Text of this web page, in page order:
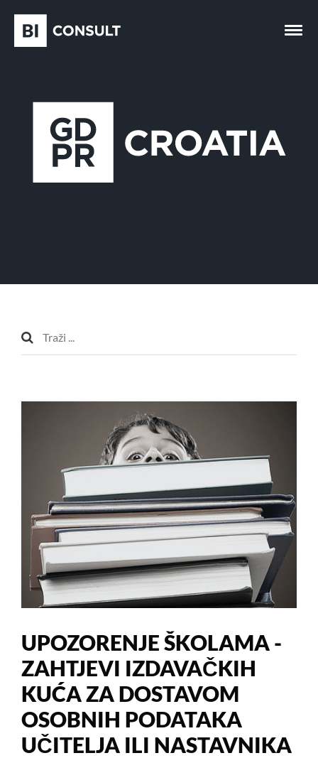
UPOZORENJE ŠKOLAMA -
ZAHTJEVI IZDAVAČKIH
KUĆA ZA DOSTAVOM
OSOBNIH PODATAKA
UČITELJA ILI NASTAVNIKA